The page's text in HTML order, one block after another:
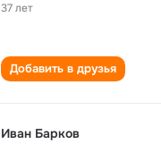
37 лет
Добавить в друзья
Иван Барков